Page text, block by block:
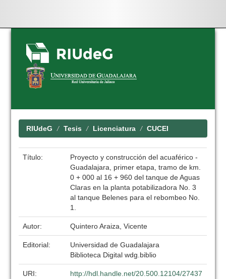
Skip
navigation
RIUdeG Tesis Licenciatura CUCEI
Título:
Proyecto y construcción del acuaférico -
Guadalajara, primer etapa, tramo de km.
0 + 000 al 16 + 960 del tanque de Aguas
Claras en la planta potabilizadora No. 3
al tanque Belenes para el rebombeo No.
1.
Autor: Quintero Araiza, Vicente
Editorial:
Universidad de Guadalajara
Biblioteca Digital wdg.biblio
URI:
http://hdl.handle.net/20.500.12104/27437